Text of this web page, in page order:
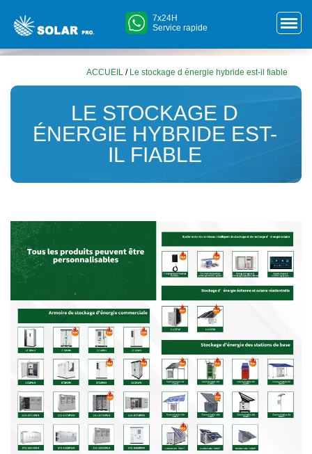
7x24H
Service rapide
ACCUEIL / Le stockage d énergie hybride est-il fiable
LE STOCKAGE D
ÉNERGIE HYBRIDE EST-
IL FIABLE